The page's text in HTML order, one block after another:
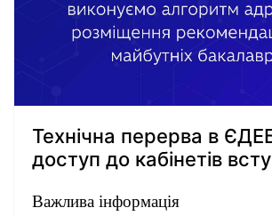
Технічна перерва в
доступ до кабінетів
Важлива інформація